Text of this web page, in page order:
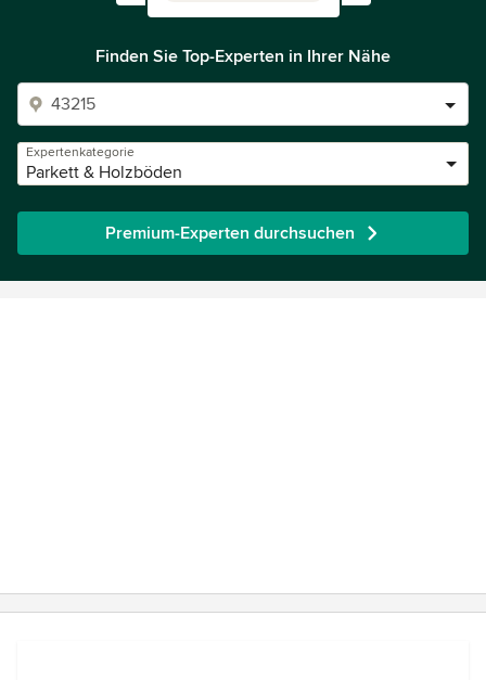
Finden Sie Top-Experten in Ihrer Nähe
Expertenkategorie
Parkett & Holzböden
Premium-Experten durchsuchen